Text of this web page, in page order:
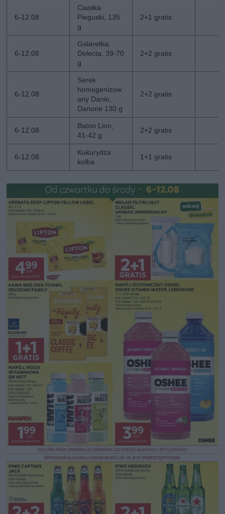
6-12.08
Ciastka
Pieguski, 135
g
2+1 gratis
6-12.08
Galaretka,
Delecta, 39-70
g
2+2 gratis
6-12.08
Serek
homogenizow
any Danio,
Danone 130 g
2+2 gratis
6-12.08
Baton Lion,
41-42 g
2+2 gratis
6-12.08
Kukurydza
kolba
1+1 gratis